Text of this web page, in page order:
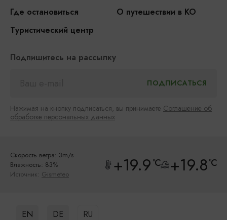
Где остановиться
О путешествии в КО
Туристический центр
Подпишитесь на рассылку
Нажимая на кнопку подписаться, вы принимаете Соглашение об
обработке персональных данных
Скорость ветра: 3m/s
Влажность: 83%
Источник: Gismeteo +19.9°C +19.8°C
EN DE RU